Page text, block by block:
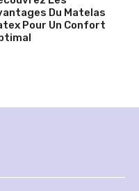
Du Matelas
Pour Un Confort